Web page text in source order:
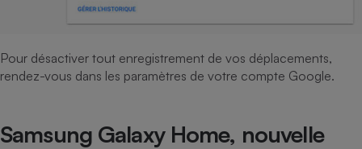
Pour désactiver tout enregistrement de vos déplacements,
rendez-vous dans les paramètres de votre compte Google.
Samsung Galaxy Home, nouvelle